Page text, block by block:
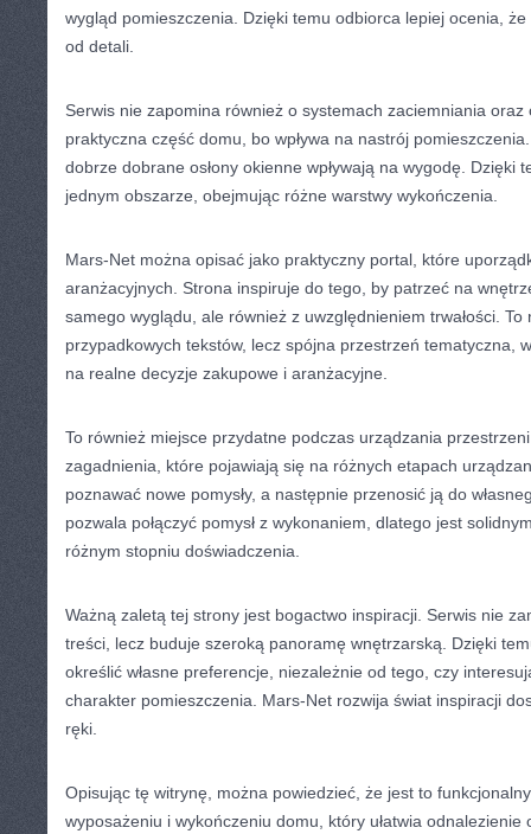
wygląd pomieszczenia. Dzięki temu odbiorca lepiej ocenia,
od detali.
Serwis nie zapomina również o systemach zaciemniania oraz
praktyczna część domu, bo wpływa na nastrój
dobrze dobrane osłony okienne wpływają na wygodę. Dzięki
jednym obszarze, obejmując różne warstwy wykończenia.
Mars-Net można opisać jako praktyczny portal, które
aranżacyjnych. Strona inspiruje do tego, by patrzeć na
samego wyglądu, ale również z uwzględnieniem trwałości. To
przypadkowych tekstów, lecz spójna przestrzeń tematyczna,
na realne decyzje zakupowe i aranżacyjne.
To również miejsce przydatne podczas urządzania
zagadnienia, które pojawiają się na różnych etapach
poznawać nowe pomysły, a następnie przenosić ją do
pozwala połączyć pomysł z wykonaniem, dlatego jest
różnym stopniu doświadczenia.
Ważną zaletą tej strony jest bogactwo inspiracji. Serwis nie
treści, lecz buduje szeroką panoramę wnętrzarską. Dzięki
określić własne preferencje, niezależnie od tego, czy
charakter pomieszczenia. Mars-Net rozwija świat inspiracji
ręki.
Opisując tę witrynę, można powiedzieć, że jest to
wyposażeniu i wykończeniu domu, który ułatwia odnalezienie